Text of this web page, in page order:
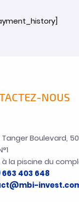
NOUS
Boulevard,
la piscine du
663 403 648